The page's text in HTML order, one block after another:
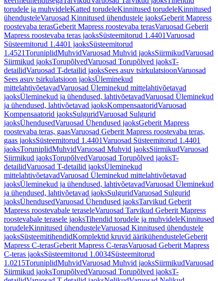
torudele ja muhvideleKatted torudeleKinnitused torudeleKinnitused
ühendusteleVaruosad Kinnitused ühendustele jaoksGeberit Mapress
roostevaba terasGeberit Mapress roostevaba terasVaruosad Geberit
Mapress roostevaba teras jaoksSüsteemitorud 1.4401Varuosad
Süsteemitorud 1.4401 jaoksSüsteemitorud
1.4521ToruniplidMuhvidVaruosad Muhvid jaoksSiirmikudVaruosad
Siirmikud jaoksTorupõlvedVaruosad Torupõlved jaoksT-
detailidVaruosad T-detailid jaoksSees asuv tsirkulatsioonVaruosad
Sees asuv tsirkulatsioon jaoksÜleminekud
mittelahtivõetavadVaruosad Üleminekud mittelahtivõetavad
jaoksÜleminekud ja ühendused, lahtivõetavadVaruosad Üleminekud
ja ühendused, lahtivõetavad jaoksKompensaatoridVaruosad
Kompensaatorid jaoksSulguridVaruosad Sulgurid
jaoksÜhendusedVaruosad Ühendused jaoksGeberit Mapress
roostevaba teras, gaasVaruosad Geberit Mapress roostevaba teras,
gaas jaoksSüsteemitorud 1.4401Varuosad Süsteemitorud 1.4401
jaoksToruniplidMuhvidVaruosad Muhvid jaoksSiirmikudVaruosad
Siirmikud jaoksTorupõlvedVaruosad Torupõlved jaoksT-
detailidVaruosad T-detailid jaoksÜleminekud
mittelahtivõetavadVaruosad Üleminekud mittelahtivõetavad
jaoksÜleminekud ja ühendused, lahtivõetavadVaruosad Üleminekud
ja ühendused, lahtivõetavad jaoksSulguridVaruosad Sulgurid
jaoksÜhendusedVaruosad Ühendused jaoksTarvikud Geberit
Mapress roostevabale teraseleVaruosad Tarvikud Geberit Mapress
roostevabale terasele jaoksTihendid torudele ja muhvideleKinnitused
torudeleKinnitused ühendusteleVaruosad Kinnitused ühendustele
jaoksSüsteemitihendidKomplektid kruvid äärikühendusteleGeberit
Mapress C-terasGeberit Mapress C-terasVaruosad Geberit Mapress
C-teras jaoksSüsteemitorud 1.0034Süsteemitorud
1.0215ToruniplidMuhvidVaruosad Muhvid jaoksSiirmikudVaruosad
Siirmikud jaoksTorupõlvedVaruosad Torupõlved jaoksT-